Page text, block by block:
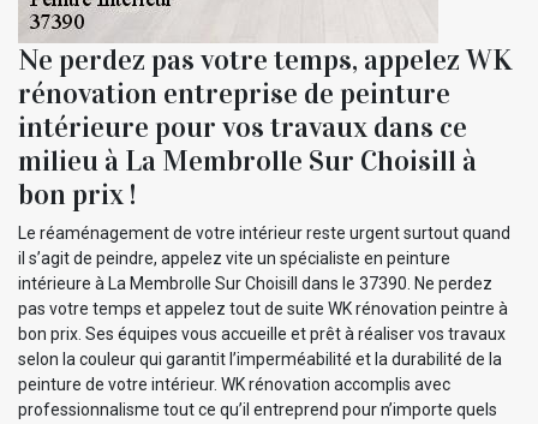
Ne perdez pas votre temps, appelez WK
rénovation entreprise de peinture
intérieure pour vos travaux dans ce
milieu à La Membrolle Sur Choisill à
bon prix !
Le réaménagement de votre intérieur reste urgent surtout quand
il s’agit de peindre, appelez vite un spécialiste en peinture
intérieure à La Membrolle Sur Choisill dans le 37390. Ne perdez
pas votre temps et appelez tout de suite WK rénovation peintre à
bon prix. Ses équipes vous accueille et prêt à réaliser vos travaux
selon la couleur qui garantit l’imperméabilité et la durabilité de la
peinture de votre intérieur. WK rénovation accomplis avec
professionnalisme tout ce qu’il entreprend pour n’importe quels